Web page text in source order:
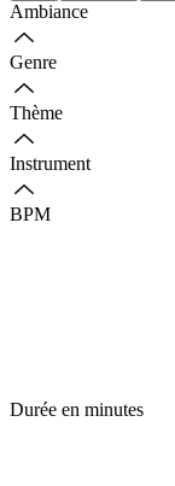
Ambiance
Genre
Thème
Instrument
BPM
Durée en minutes